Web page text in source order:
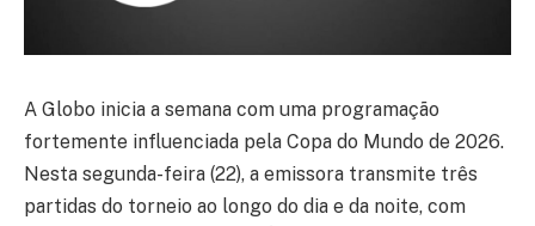
A Globo inicia a semana com uma programação
fortemente influenciada pela Copa do Mundo de 2026.
Nesta segunda-feira (22), a emissora transmite três
partidas do torneio ao longo do dia e da noite, com